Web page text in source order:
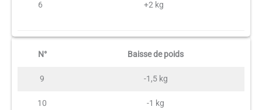
6 +2 kg
N° Baisse de poids
9 -1,5 kg
10 -1 kg